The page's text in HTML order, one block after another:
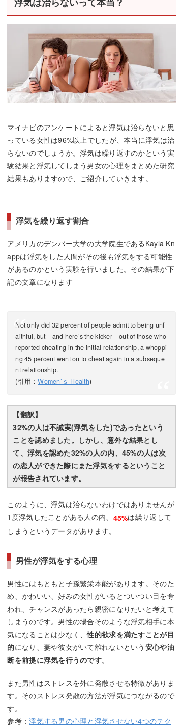
マイナビのアンケートによると浮気は治らないと思
っている女性は96%以上でしたが、本当に浮気は治
らないのでしょうか。浮気は繰り返すのかという実
験結果と浮気してしまう男女の心理をまとめた研究
結果もありますので、ご紹介していきます。
浮気を繰り返す割合
アメリカのデンバー大学の大学院生であるKayla Kn
appは浮気をした人間がその後も浮気をする可能性
があるのかという実験を行いました。その結果が下
記の文章になります
Not only did 32 percent of people admit to being unf
aithful, but—and here’s the kicker—out of those who
reported cheating in the initial relationship, a whoppi
ng 45 percent went on to cheat again in a subseque
nt relationship.
(引用：Women’ｓ Health)
【翻訳】
32%の人は不誠実(浮気をした)であったという
ことを認めました。しかし、意外な結果とし
て、浮気を認めた32%の人の内、45%の人は次
の恋人ができた際にまた浮気をするということ
が報告されています。
このように、浮気は治らないわけではありませんが
1度浮気したことがある人の内、 45%は繰り返して
しまうというデータがあります。
男性が浮気をする心理
男性にはもともと子孫繁栄本能があります。そのた
め、かわいい、好みの女性がいるとついつい目を奪
われ、チャンスがあったら親密になりたいと考えて
しまうのです。男性の場合そのような浮気相手に本
気になることは少なく、性的欲求を満たすことが目
的になり、妻や彼女がいて離れないという 安心や油
断を前提に浮気を行うのです。
また男性はストレスを外に発散させる特徴がありま
す。そのストレス発散の方法が浮気につながるので
す。
参考：浮気する男の心理と浮気させない4つのテク